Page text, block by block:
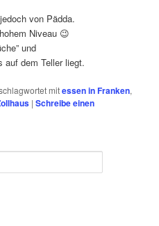
von Pädda.
Niveau 😉
und
dem Teller liegt.
mitessen in Franken,
|Schreibe einen